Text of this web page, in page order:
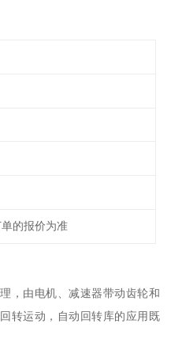
的报价为准
，由电机、减速器带动齿轮和
转运动，自动回转库的应用既